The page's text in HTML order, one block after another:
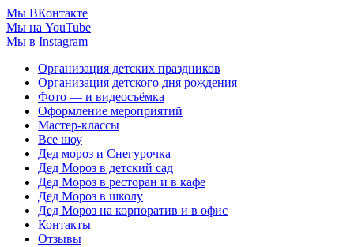
Мы ВКонтакте
Мы на YouTube
Мы в Instagram
Организация детских праздников
Организация детского дня рождения
Фото — и видеосъёмка
Оформление мероприятий
Мастер-классы
Все шоу
Дед мороз и Снегурочка
Дед Мороз в детский сад
Дед Мороз в ресторан и в кафе
Дед Мороз в школу
Дед Мороз на корпоратив и в офис
Контакты
Отзывы